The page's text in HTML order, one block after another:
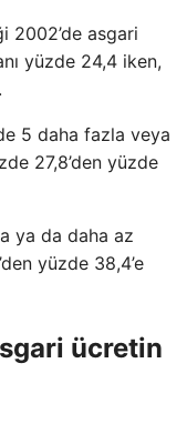
2002’de asgari
yüzde 24,4 iken,
5 daha fazla veya
27,8’den yüzde
ya da daha az
yüzde 38,4’e
ücretin